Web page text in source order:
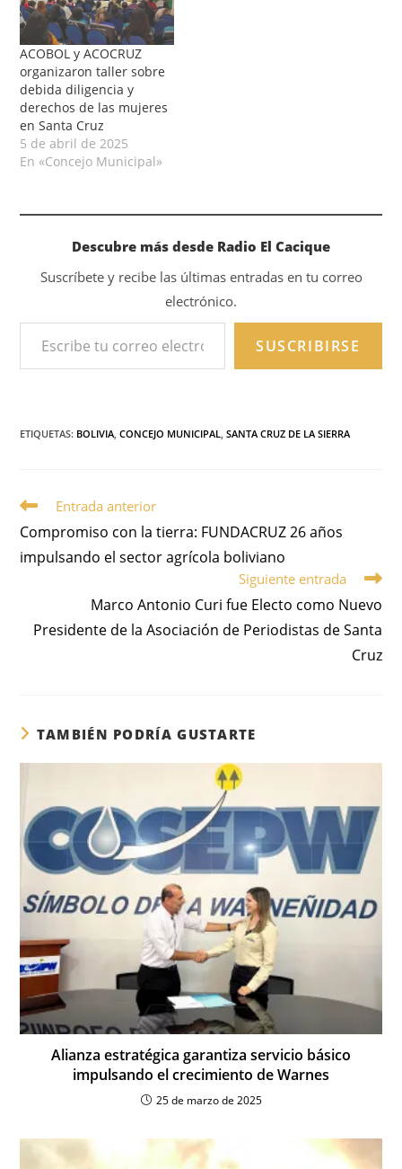
ACOBOL y ACOCRUZ
organizaron taller sobre
debida diligencia y
derechos de las mujeres
en Santa Cruz
5 de abril de 2025
En «Concejo Municipal»
Descubre más desde Radio El Cacique
Suscríbete y recibe las últimas entradas en tu correo
electrónico.
SUSCRIBIRSE
ETIQUETAS: BOLIVIA CONCEJO MUNICIPAL SANTA CRUZ DE LA SIERRA
Entrada anterior
Compromiso con la tierra: FUNDACRUZ 26 años
impulsando el sector agrícola boliviano
Siguiente entrada
Marco Antonio Curi fue Electo como Nuevo
Presidente de la Asociación de Periodistas de Santa
Cruz
TAMBIÉN PODRÍA GUSTARTE
Alianza estratégica garantiza servicio básico
impulsando el crecimiento de Warnes
25 de marzo de 2025